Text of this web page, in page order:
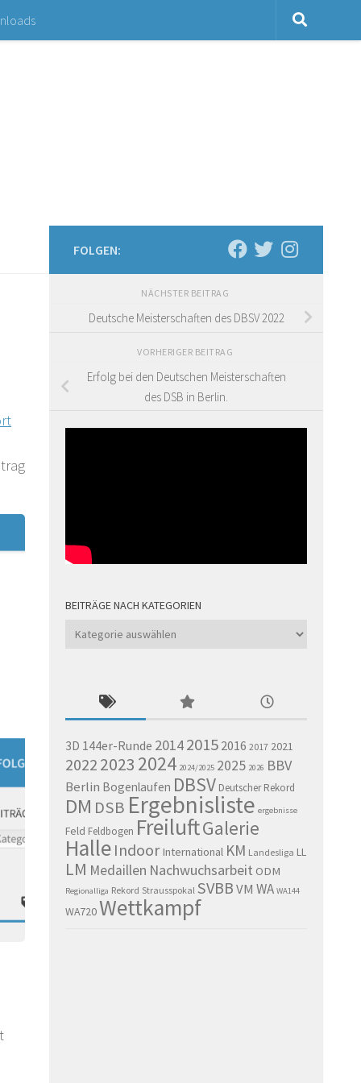
FOLGEN:
NÄCHSTER BEITRAG
Deutsche Meisterschaften des DBSV 2022
VORHERIGER BEITRAG
Erfolg bei den Deutschen Meisterschaften
des DSB in Berlin.
BEITRÄGE NACH KATEGORIEN
Beiträge
3D 144er-Runde 20142015 2016 2017 2021
20222023 2024 2024/2025 2025 2026 BBV
Berlin Bogenlaufen DBSV Deutscher Rekord
DM DSB Ergebnisliste ergebnisse
Feld Feldbogen FreiluftGalerie
Halle Indoor International KM Landesliga LL
LM Medaillen Nachwuchsarbeit ODM
Regionalliga Rekord Strausspokal SVBBVM WA WA144
WA720Wettkampf